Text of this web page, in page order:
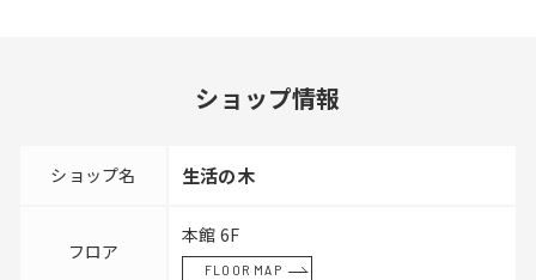
ショップ情報
ショップ名 生活の木
フロア
本館 6F
FLOOR MAP